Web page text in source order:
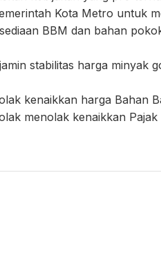
Kota Metro untuk
BBM dan bahan
stabilitas harga minyak
kenaikkan harga Bahan
menolak kenaikkan